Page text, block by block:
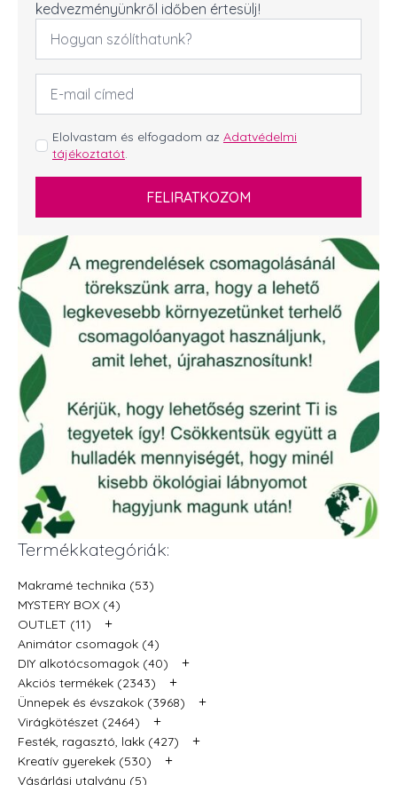
kedvezményünkről időben értesülj!
Név
Email
cím
GDPR
*
Elolvastam és elfogadom az Adatvédelmi
tájékoztatót.
FELIRATKOZOM
Termékkategóriák:
Makramé technika (53)
MYSTERY BOX (4)
OUTLET (11)
+
Animátor csomagok (4)
DIY alkotócsomagok (40)
+
Akciós termékek (2343) +
Ünnepek és évszakok (3968) +
Virágkötészet (2464) +
Festék, ragasztó, lakk (427) +
Kreatív gyerekek (530) +
Vásárlási utalvány (5)